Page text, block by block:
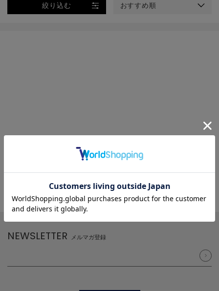
絞り込む おすすめ順
NEWSLETTER メルマガ登録